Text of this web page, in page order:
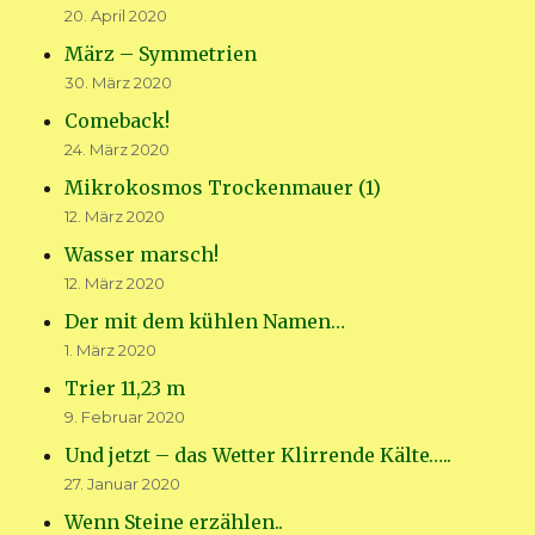
20. April 2020
März – Symmetrien
30. März 2020
Comeback!
24. März 2020
Mikrokosmos Trockenmauer (1)
12. März 2020
Wasser marsch!
12. März 2020
Der mit dem kühlen Namen…
1. März 2020
Trier 11,23 m
9. Februar 2020
Und jetzt – das Wetter Klirrende Kälte…..
27. Januar 2020
Wenn Steine erzählen..